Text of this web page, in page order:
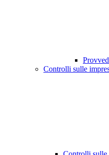
Controlli sulle